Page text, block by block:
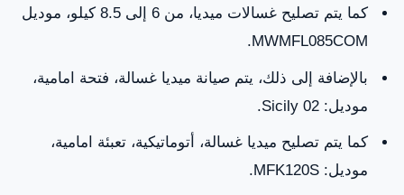
كما يتم تصليح غسالات ميديا، من 6 إلى 8.5 كيلو، موديل
MWMFL085COM.
بالإضافة إلى ذلك، يتم صيانة ميديا غسالة، فتحة امامية،
موديل: Sicily 02.
كما يتم تصليح ميديا غسالة، أتوماتيكية، تعبئة امامية،
موديل: MFK120S.